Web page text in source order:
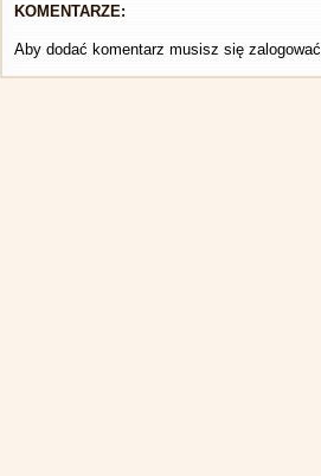
KOMENTARZE:
Aby dodać komentarz musisz się zalogować